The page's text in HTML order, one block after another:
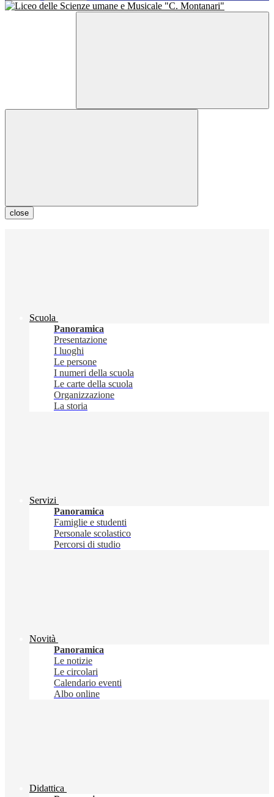
close
Scuola
Panoramica
Presentazione
I luoghi
Le persone
I numeri della scuola
Le carte della scuola
Organizzazione
La storia
Servizi
Panoramica
Famiglie e studenti
Personale scolastico
Percorsi di studio
Novità
Panoramica
Le notizie
Le circolari
Calendario eventi
Albo online
Didattica